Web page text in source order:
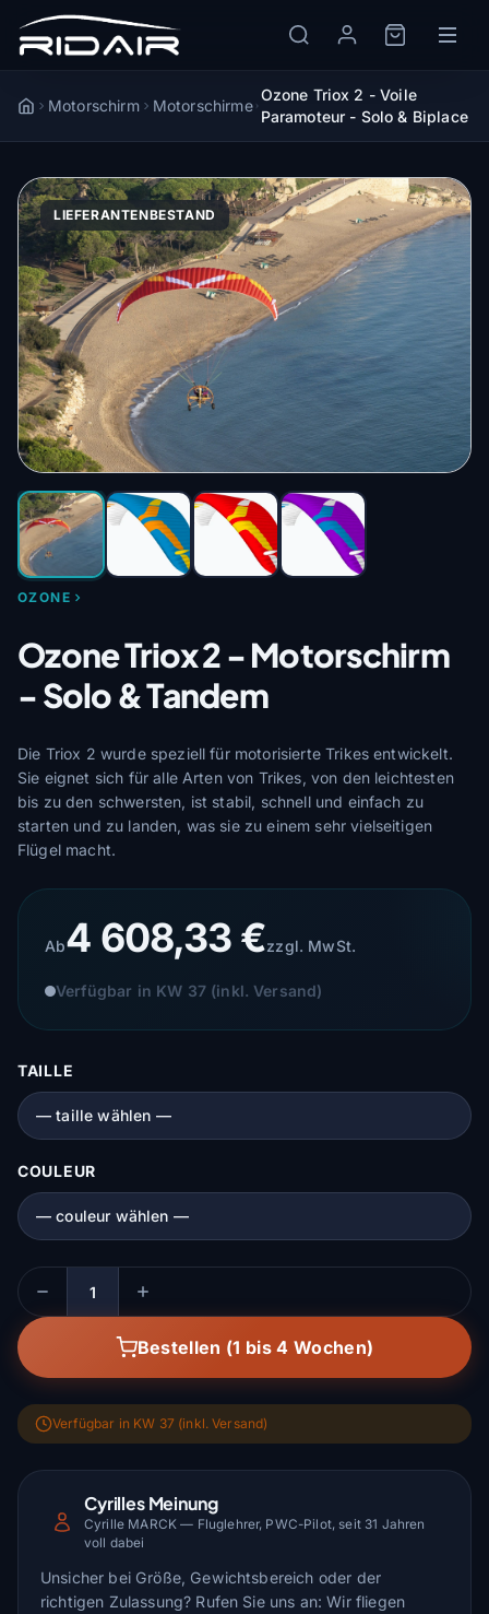
AccueilMotorschirm Motorschirme
Ozone Triox 2 - Voile
Paramoteur - Solo & Biplace
LIEFERANTENBESTAND
OZONE
Ozone Triox 2 - Motorschirm
- Solo & Tandem
Die Triox 2 wurde speziell für motorisierte Trikes entwickelt.
Sie eignet sich für alle Arten von Trikes, von den leichtesten
bis zu den schwersten, ist stabil, schnell und einfach zu
starten und zu landen, was sie zu einem sehr vielseitigen
Flügel macht.
Ab4 608,33 €zzgl. MwSt.
Verfügbar in KW 37 (inkl. Versand)
TAILLE
COULEUR
Menge
Bestellen (1 bis 4 Wochen)
Verfügbar in KW 37 (inkl. Versand)
Cyrilles Meinung
Cyrille MARCK — Fluglehrer, PWC-Pilot, seit 31 Jahren
voll dabei
Unsicher bei Größe, Gewichtsbereich oder der
richtigen Zulassung? Rufen Sie uns an: Wir fliegen